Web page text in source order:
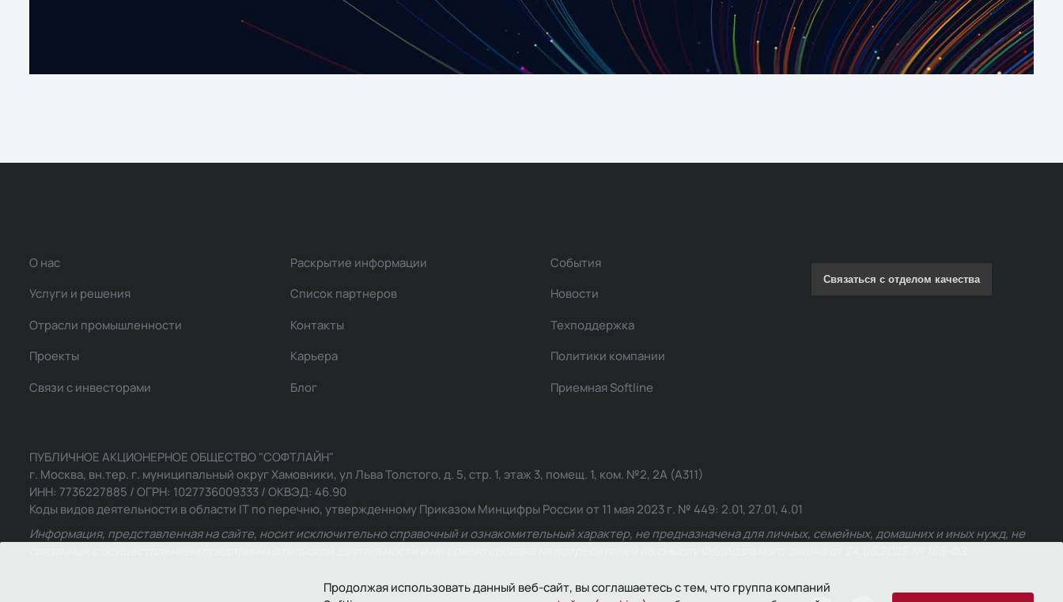
Продолжая использовать данный веб-сайт, вы соглашаетесь с тем, что группа компаний
О нас
Услуги и решения
Отрасли промышленности
Проекты
Связи с инвесторами
Раскрытие информации
Список партнеров
Контакты
Карьера
Блог
События
Новости
Техподдержка
Политики компании
Приемная Softline
Связаться с отделом качества
ПУБЛИЧНОЕ АКЦИОНЕРНОЕ ОБЩЕСТВО "СОФТЛАЙН"
г. Москва, вн.тер. г. муниципальный округ Хамовники, ул Льва Толстого, д. 5, стр. 1, этаж 3, помещ. 1, ком. №2, 2А (А311)
ИНН: 7736227885 / ОГРН: 1027736009333 / ОКВЭД: 46.90
Коды видов деятельности в области IT по перечню, утвержденному Приказом Минцифры России от 11 мая 2023 г. № 449: 2.01, 27.01, 4.01
Информация, представленная на сайте, носит исключительно справочный и ознакомительный характер, не предназначена для личных, семейных, домашних и иных нужд, не